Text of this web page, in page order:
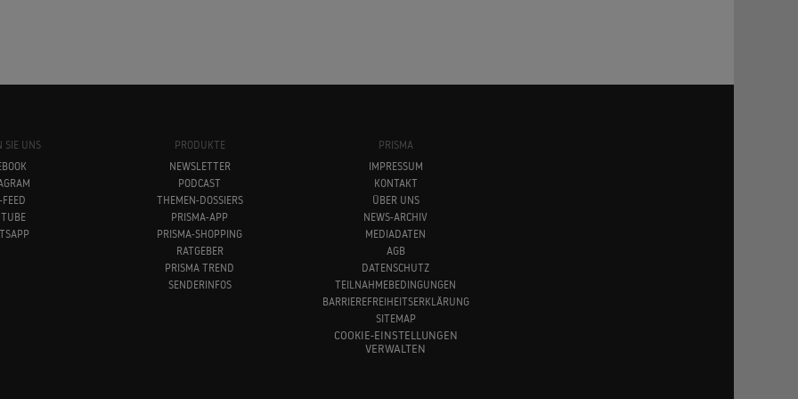
SIE UNS
FEED
PRODUKTE
NEWSLETTER
PODCAST
THEMEN-DOSSIERS
PRISMA-APP
PRISMA-SHOPPING
RATGEBER
PRISMA TREND
SENDERINFOS
PRISMA
IMPRESSUM
KONTAKT
ÜBER UNS
NEWS-ARCHIV
MEDIADATEN
AGB
DATENSCHUTZ
TEILNAHMEBEDINGUNGEN
BARRIEREFREIHEITSERKLÄRUNG
SITEMAP
COOKIE-EINSTELLUNGEN
VERWALTEN